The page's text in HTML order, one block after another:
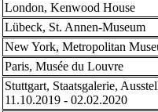
London, Kenwood House
Lübeck, St. Annen-Museum
New York, Metropolitan
Paris, Musée du Louvre
Stuttgart, Staatsgalerie,
11.10.2019 - 02.02.2020